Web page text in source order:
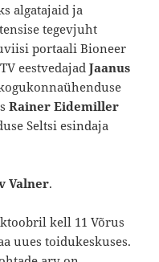
algatajaid ja
tegevjuht
portaali Bioneer
eestvedajadJaanus
Rainer Eidemiller
Seltsi esindaja
Valner.
kell 11 Võrus
uues toidukeskuses.